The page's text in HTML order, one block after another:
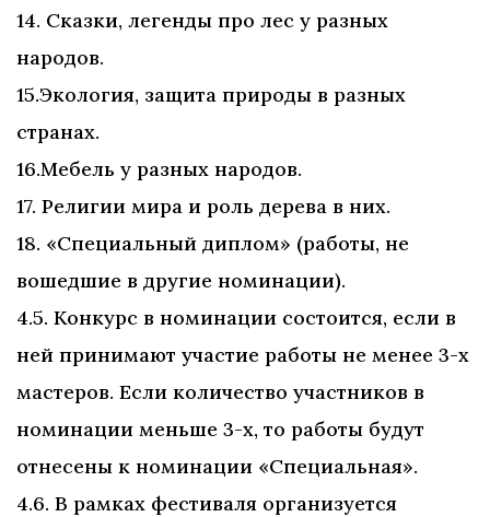
14. Сказки, легенды про лес у разных
народов.
15.Экология, защита природы в разных
странах.
16.Мебель у разных народов.
17. Религии мира и роль дерева в них.
18. «Специальный диплом» (работы, не
вошедшие в другие номинации).
4.5. Конкурс в номинации состоится, если в
ней принимают участие работы не менее 3-х
мастеров. Если количество участников в
номинации меньше 3-х, то работы будут
отнесены к номинации «Специальная».
4.6. В рамках фестиваля организуется